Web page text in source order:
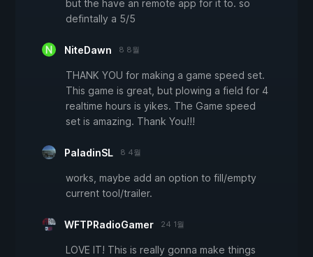
but the have an remote app for it to. so
defintally a 5/5
NiteDawn 8 8월
THANK YOU for making a game speed set.
This game is great, but plowing a field for 4
realtime hours is yikes. The Game speed
set is amazing. Thank You!!!
PaladinSL 8 4월
works, maybe add an option to fill/empty
current tool/trailer.
WFTPRadioGamer 24 1월
LOVE IT! This is really gonna make things